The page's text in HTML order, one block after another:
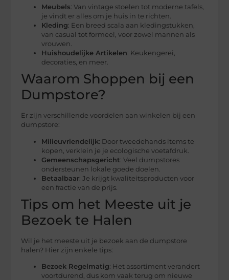
Meubels: Van vintage stoelen tot moderne tafels,
je vindt er alles om je huis in te richten.
Kleding: Een breed scala aan kledingstukken,
van casual tot formeel, voor zowel mannen als
vrouwen.
Huishoudelijke Artikelen: Keukengerei,
decoraties, en meer.
Waarom Shoppen bij een
Dumpstore?
Er zijn verschillende voordelen aan winkelen bij een
dumpstore:
Milieuvriendelijk: Door tweedehands items te
kopen, verklein je je ecologische voetafdruk.
Gemeenschapsgericht: Veel dumpstores
ondersteunen lokale goede doelen.
Betaalbaar: Je krijgt kwaliteitsproducten voor
een fractie van de prijs.
Tips om het Meeste uit je
Bezoek te Halen
Wil je het meeste uit je bezoek aan de dumpstore
halen? Hier zijn enkele tips:
Bezoek Regelmatig: Het assortiment verandert
voortdurend, dus kom vaak terug om nieuwe